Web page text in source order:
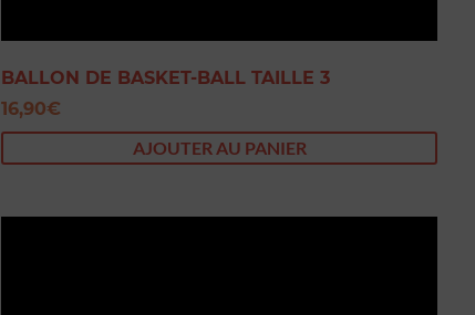
BALLON DE BASKET-BALL TAILLE 3
16,90€
AJOUTER AU PANIER